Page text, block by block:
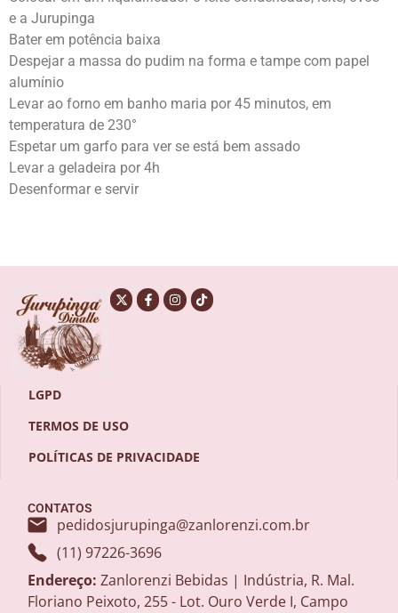
e a Jurupinga
Bater em potência baixa
Despejar a massa do pudim na forma e tampe com papel
alumínio
Levar ao forno em banho maria por 45 minutos, em
temperatura de 230°
Espetar um garfo para ver se está bem assado
Levar a geladeira por 4h
Desenformar e servir
LGPD
TERMOS DE USO
POLÍTICAS DE PRIVACIDADE
CONTATOS
pedidosjurupinga@zanlorenzi.com.br
(11) 97226-3696
Endereço: Zanlorenzi Bebidas | Indústria, R. Mal.
Floriano Peixoto, 255 - Lot. Ouro Verde I, Campo